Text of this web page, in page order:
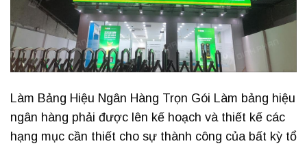
Làm Bảng Hiệu Ngân Hàng Trọn Gói Làm bảng hiệu
ngân hàng phải được lên kế hoạch và thiết kế các
hạng mục cần thiết cho sự thành công của bất kỳ tổ